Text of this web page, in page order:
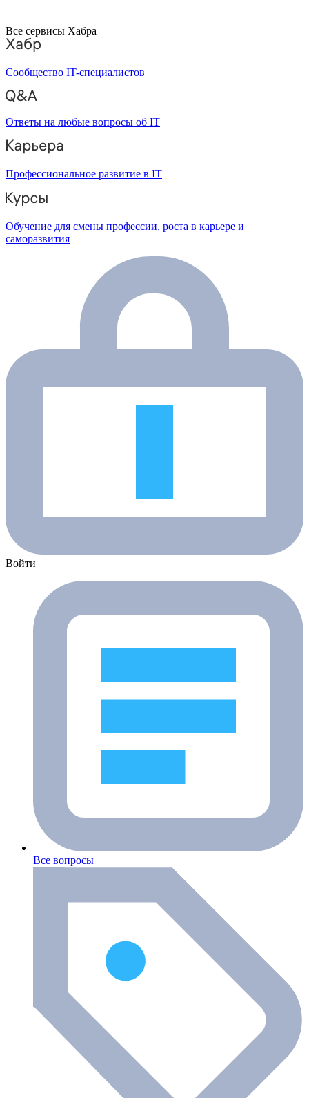
Все сервисы Хабра
Сообщество IT-специалистов
Ответы на любые вопросы об IT
Профессиональное развитие в IT
Обучение для смены профессии, роста в карьере и
саморазвития
Войти
Все вопросы